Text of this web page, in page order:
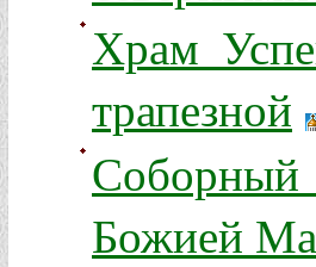
Храм
трапезной
Божией